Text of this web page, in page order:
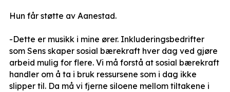
Hun får støtte av Aanestad.
-Dette er musikk i mine ører. Inkluderingsbedrifter
som Sens skaper sosial bærekraft hver dag ved gjøre
arbeid mulig for flere. Vi må forstå at sosial bærekraft
handler om å ta i bruk ressursene som i dag ikke
slipper til. Da må vi fjerne siloene mellom tiltakene i